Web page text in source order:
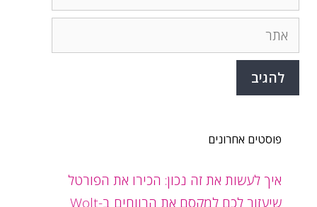
אתר
פוסטים אחרונים
איך לעשות את זה נכון: הכירו את הפורטל
שיעזור לכם למקסם את הרווחים ב-Wolt